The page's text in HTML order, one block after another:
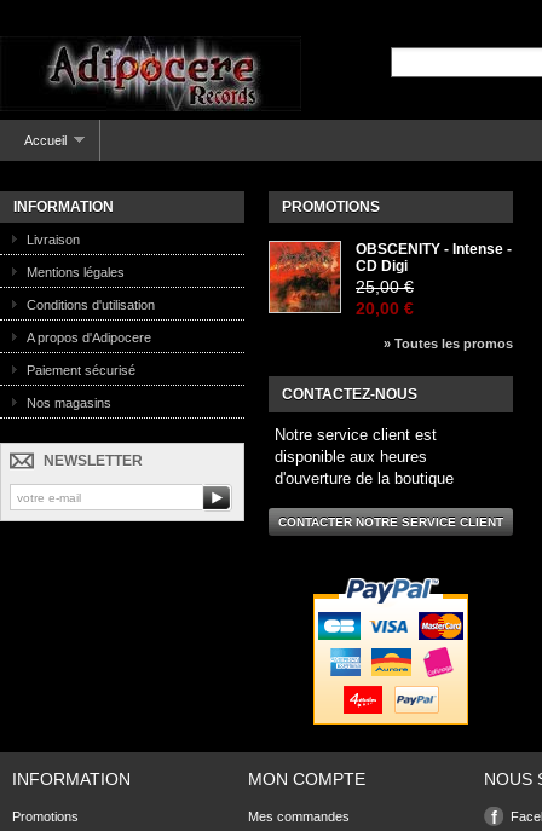
Accueil
INFORMATION
Livraison
Mentions légales
Conditions d'utilisation
A propos d'Adipocere
Paiement sécurisé
Nos magasins
NEWSLETTER
PROMOTIONS
OBSCENITY - Intense -
CD Digi
25,00 €
20,00 €
» Toutes les promos
CONTACTEZ-NOUS
Notre service client est
disponible aux heures
d'ouverture de la boutique
CONTACTER NOTRE SERVICE CLIENT
INFORMATION
Promotions
MON COMPTE
Mes commandes
NOUS